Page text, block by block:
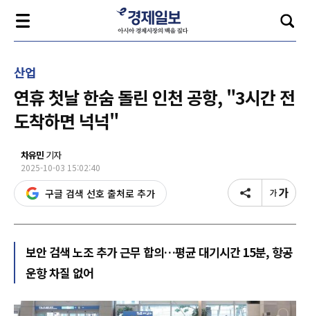
산업
연휴 첫날 한숨 돌린 인천 공항, "3시간 전
도착하면 넉넉"
차유민 기자
2025-10-03 15:02:40
구글 검색 선호 출처로 추가
보안 검색 노조 추가 근무 합의…평균 대기시간 15분, 항공
운항 차질 없어